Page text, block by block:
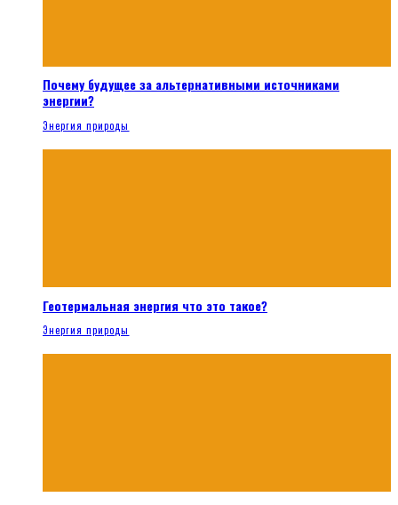
Почему будущее за альтернативными источниками
энергии?
Энергия природы
Геотермальная энергия что это такое?
Энергия природы